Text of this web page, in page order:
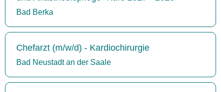
Bad Berka
Chefarzt (m/w/d) - Kardiochirurgie
Bad Neustadt an der Saale